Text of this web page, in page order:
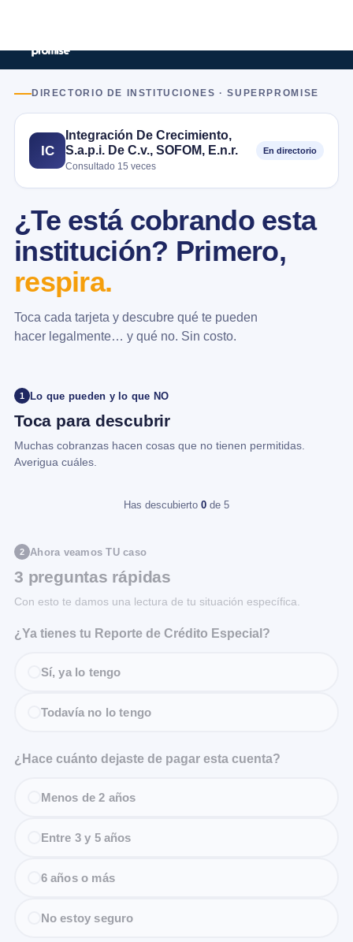
DIRECTORIO DE INSTITUCIONES · SUPERPROMISE
IC
Integración De Crecimiento,
S.a.p.i. De C.v., SOFOM, E.n.r.
Consultado 15 veces
En directorio
¿Te está cobrando esta
institución? Primero,
respira.
Toca cada tarjeta y descubre qué te pueden
hacer legalmente… y qué no. Sin costo.
1 Lo que pueden y lo que NO
Toca para descubrir
Muchas cobranzas hacen cosas que no tienen permitidas.
Averigua cuáles.
Has descubierto 0 de 5
2 Ahora veamos TU caso
3 preguntas rápidas
Con esto te damos una lectura de tu situación específica.
¿Ya tienes tu Reporte de Crédito Especial?
Sí, ya lo tengo
Todavía no lo tengo
¿Hace cuánto dejaste de pagar esta cuenta?
Menos de 2 años
Entre 3 y 5 años
6 años o más
No estoy seguro